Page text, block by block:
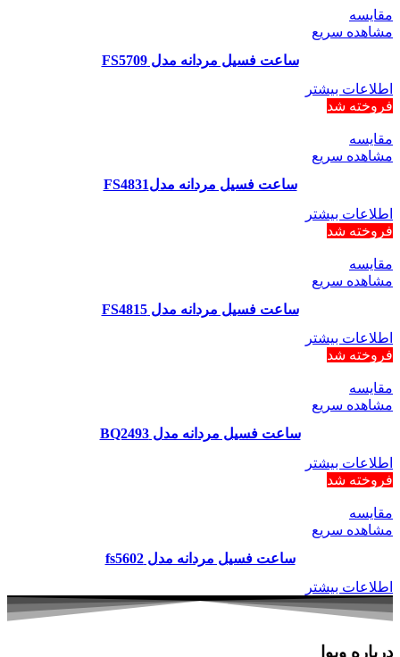
مقایسه
مشاهده سریع
ساعت فسیل مردانه مدل FS5709
اطلاعات بیشتر
فروخته شد
مقایسه
مشاهده سریع
ساعت فسیل مردانه مدلFS4831
اطلاعات بیشتر
فروخته شد
مقایسه
مشاهده سریع
ساعت فسیل مردانه مدل FS4815
اطلاعات بیشتر
فروخته شد
مقایسه
مشاهده سریع
ساعت فسیل مردانه مدل BQ2493
اطلاعات بیشتر
فروخته شد
مقایسه
مشاهده سریع
ساعت فسیل مردانه مدل fs5602
اطلاعات بیشتر
درباره ویوا